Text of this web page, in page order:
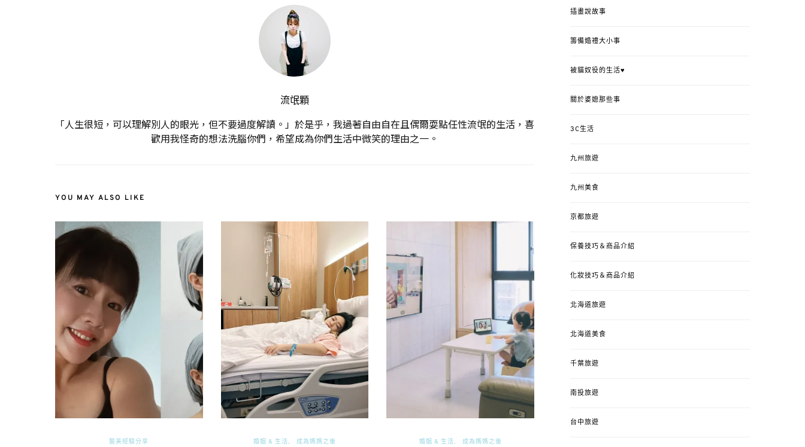
流氓顆
「人生很短，可以理解別人的眼光，但不要過度解讀。」於是乎，我過著自由自在且偶爾耍點任性流氓的生活，喜
歡用我怪奇的想法洗腦你們，希望成為你們生活中微笑的理由之一。
YOU MAY ALSO LIKE
醫美經驗分享 婚姻 & 生活 成為媽媽之後 婚姻 & 生活 成為媽媽之後
插畫說故事
籌備婚禮大小事
被貓奴役的生活♥
關於婆媳那些事
3C生活
九州旅遊
九州美食
京都旅遊
保養技巧＆商品介紹
化妝技巧＆商品介紹
北海道旅遊
北海道美食
千葉旅遊
南投旅遊
台中旅遊